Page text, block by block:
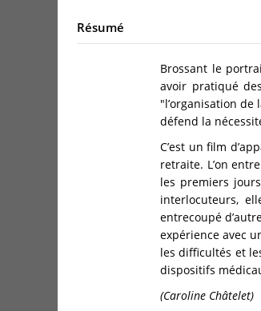
Résumé
Brossant le
avoir pratiqué
"l’organisation
défend la
C’est un film
retraite. L’on
les premiers
interlocuteurs,
entrecoupé
expérience avec
les difficultés et
dispositifs
(Caroline Châtelet)